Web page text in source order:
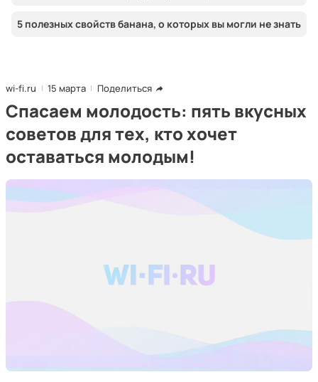
5 полезных свойств банана, о которых вы могли не знать
wi-fi.ru 15 марта Поделиться
Спасаем молодость: пять вкусных
советов для тех, кто хочет
оставаться молодым!